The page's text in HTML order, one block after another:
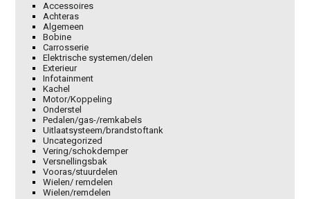
Accessoires
Achteras
Algemeen
Bobine
Carrosserie
Elektrische systemen/delen
Exterieur
Infotainment
Kachel
Motor/Koppeling
Onderstel
Pedalen/gas-/remkabels
Uitlaatsysteem/brandstoftank
Uncategorized
Vering/schokdemper
Versnellingsbak
Vooras/stuurdelen
Wielen/ remdelen
Wielen/remdelen